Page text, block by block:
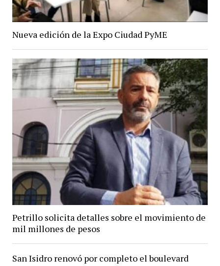
Nueva edición de la Expo Ciudad PyME
Petrillo solicita detalles sobre el movimiento de
mil millones de pesos
San Isidro renovó por completo el boulevard